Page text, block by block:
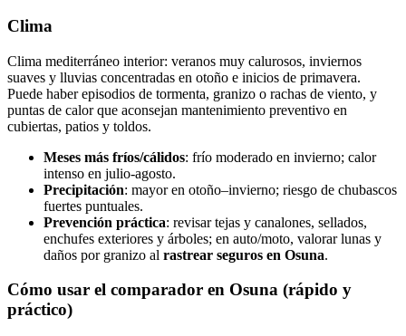
Clima
Clima mediterráneo interior: veranos muy calurosos, inviernos
suaves y lluvias concentradas en otoño e inicios de primavera.
Puede haber episodios de tormenta, granizo o rachas de viento, y
puntas de calor que aconsejan mantenimiento preventivo en
cubiertas, patios y toldos.
Meses más fríos/cálidos: frío moderado en invierno; calor
intenso en julio-agosto.
Precipitación: mayor en otoño–invierno; riesgo de chubascos
fuertes puntuales.
Prevención práctica: revisar tejas y canalones, sellados,
enchufes exteriores y árboles; en auto/moto, valorar lunas y
daños por granizo al rastrear seguros en Osuna.
Cómo usar el comparador en Osuna (rápido y
práctico)